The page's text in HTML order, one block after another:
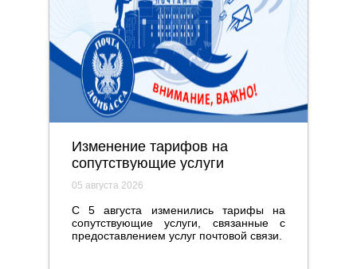
Изменение тарифов на
сопутствующие услуги
05 августа 2026
С 5 августа изменились тарифы на
сопутствующие услуги, связанные с
предоставлением услуг почтовой связи.